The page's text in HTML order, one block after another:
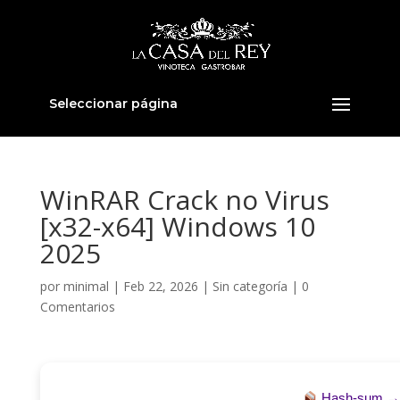
Seleccionar página
WinRAR Crack no Virus
[x32-x64] Windows 10
2025
por minimal | Feb 22, 2026 | Sin categoría | 0
Comentarios